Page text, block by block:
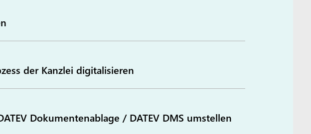
der Kanzlei digitalisieren
Dokumentenablage / DATEV DMS umstellen